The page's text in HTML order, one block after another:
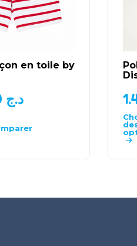
en toile by
د.ج